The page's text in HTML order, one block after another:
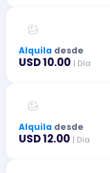
Alquila desde
USD 10.00 | Día
Alquila desde
USD 12.00 | Día